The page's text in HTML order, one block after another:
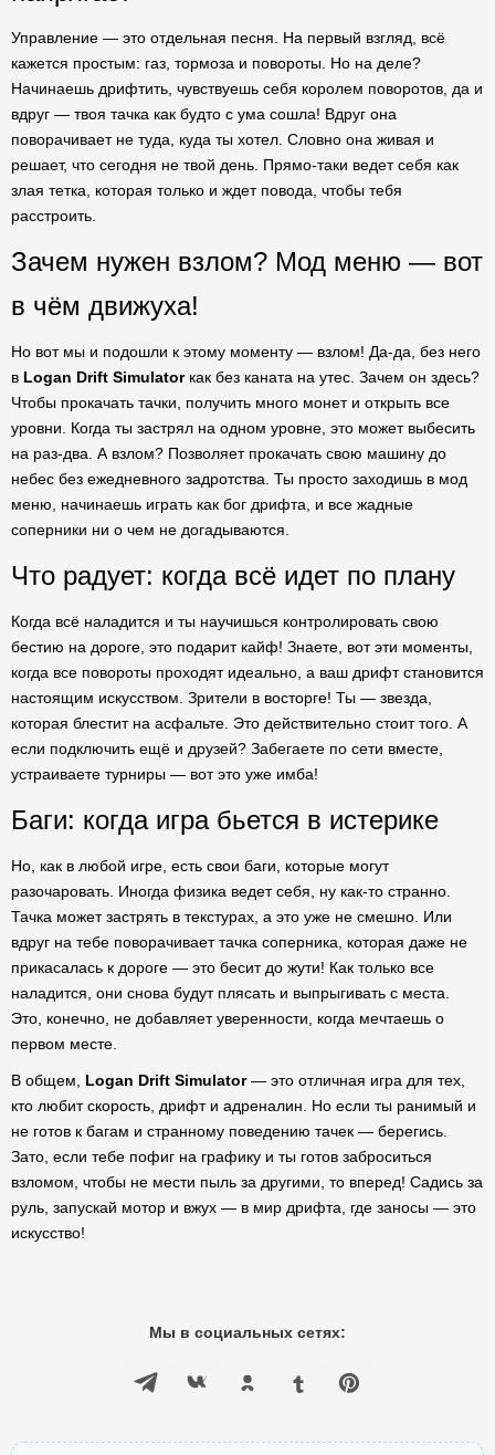
Управление — это отдельная песня. На первый взгляд, всё
кажется простым: газ, тормоза и повороты. Но на деле?
Начинаешь дрифтить, чувствуешь себя королем поворотов, да и
вдруг — твоя тачка как будто с ума сошла! Вдруг она
поворачивает не туда, куда ты хотел. Словно она живая и
решает, что сегодня не твой день. Прямо-таки ведет себя как
злая тетка, которая только и ждет повода, чтобы тебя
расстроить.
Зачем нужен взлом? Мод меню — вот
в чём движуха!
Но вот мы и подошли к этому моменту — взлом! Да-да, без него
в Logan Drift Simulatorкак без каната на утес. Зачем он здесь?
Чтобы прокачать тачки, получить много монет и открыть все
уровни. Когда ты застрял на одном уровне, это может выбесить
на раз-два. А взлом? Позволяет прокачать свою машину до
небес без ежедневного задротства. Ты просто заходишь в мод
меню, начинаешь играть как бог дрифта, и все жадные
соперники ни о чем не догадываются.
Что радует: когда всё идет по плану
Когда всё наладится и ты научишься контролировать свою
бестию на дороге, это подарит кайф! Знаете, вот эти моменты,
когда все повороты проходят идеально, а ваш дрифт становится
настоящим искусством. Зрители в восторге! Ты — звезда,
которая блестит на асфальте. Это действительно стоит того. А
если подключить ещё и друзей? Забегаете по сети вместе,
устраиваете турниры — вот это уже имба!
Баги: когда игра бьется в истерике
Но, как в любой игре, есть свои баги, которые могут
разочаровать. Иногда физика ведет себя, ну как-то странно.
Тачка может застрять в текстурах, а это уже не смешно. Или
вдруг на тебе поворачивает тачка соперника, которая даже не
прикасалась к дороге — это бесит до жути! Как только все
наладится, они снова будут плясать и выпрыгивать с места.
Это, конечно, не добавляет уверенности, когда мечтаешь о
первом месте.
В общем, Logan Drift Simulator— это отличная игра для тех,
кто любит скорость, дрифт и адреналин. Но если ты ранимый и
не готов к багам и странному поведению тачек — берегись.
Зато, если тебе пофиг на графику и ты готов заброситься
взломом, чтобы не мести пыль за другими, то вперед! Садись за
руль, запускай мотор и вжух — в мир дрифта, где заносы — это
искусство!
Мы в социальных сетях: